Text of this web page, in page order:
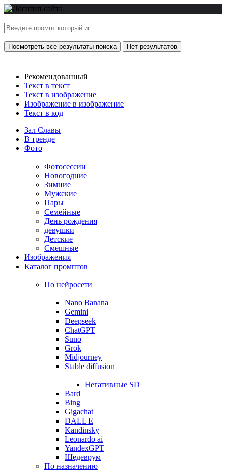
Посмотреть все результаты поиска Нет результатов
Рекомендованный
Текст в текст
Текст в изображение
Изображение в изображение
Текст в код
Зал Славы
В тренде
Фото
Фотосессии
Новогодние
Зимние
Мужские
Пары
Семейные
День рождения
девушки
Детские
Смешные
Изображения
Каталог промптов
По нейросети
Nano Banana
Gemini
Deepseek
ChatGPT
Suno
Grok
Midjourney
Stable diffusion
Негативные SD
Bard
Bing
Gigachat
DALL E
Kandinsky
Leonardo ai
YandexGPT
Шедеврум
По назначению